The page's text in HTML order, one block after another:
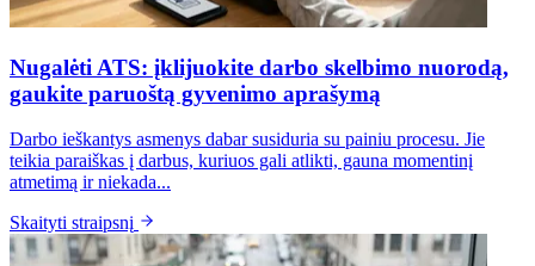
Nugalėti ATS: įklijuokite darbo skelbimo nuorodą,
gaukite paruoštą gyvenimo aprašymą
Darbo ieškantys asmenys dabar susiduria su painiu procesu. Jie
teikia paraiškas į darbus, kuriuos gali atlikti, gauna momentinį
atmetimą ir niekada...
Skaityti straipsnį